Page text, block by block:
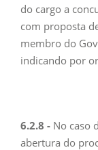
do cargo a
com proposta
membro do
indicando por
6.2.8 - No caso
abertura do